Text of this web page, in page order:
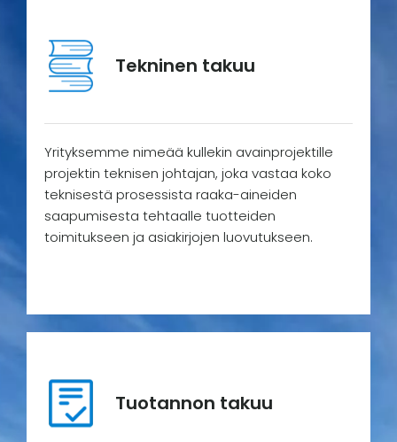
Tekninen takuu
Yrityksemme nimeää kullekin avainprojektille
projektin teknisen johtajan, joka vastaa koko
teknisestä prosessista raaka-aineiden
saapumisesta tehtaalle tuotteiden
toimitukseen ja asiakirjojen luovutukseen.
Tuotannon takuu